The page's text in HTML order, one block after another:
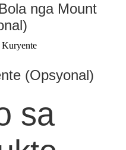
nga Mount
(Opsyonal)
sa